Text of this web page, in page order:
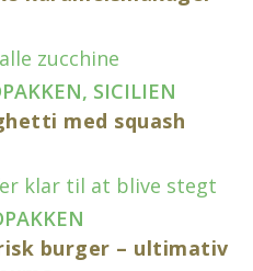
, SICILIEN
med squash
burger – ultimativ